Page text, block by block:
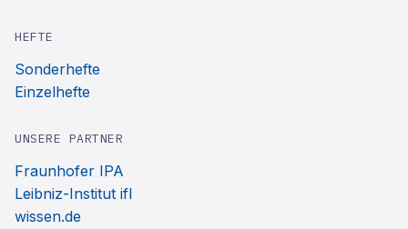
HEFTE
Sonderhefte
Einzelhefte
UNSERE PARTNER
Fraunhofer IPA
Leibniz-Institut ifl
wissen.de